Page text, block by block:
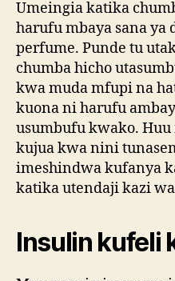
Umeingia katika
harufu mbaya sana ya
perfume. Punde tu
chumba hicho
kwa muda mfupi na
kuona ni harufu
usumbufu kwako.
kujua kwa nini
imeshindwa kufanya
katika utendaji kazi
Insulin kufeli